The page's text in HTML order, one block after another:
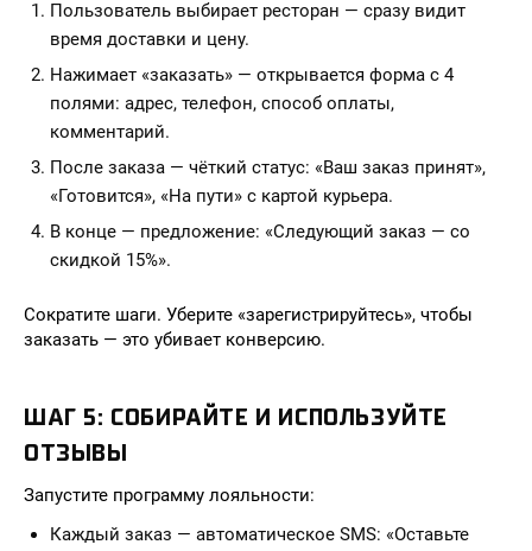
Пользователь выбирает ресторан — сразу видит
время доставки и цену.
Нажимает «заказать» — открывается форма с 4
полями: адрес, телефон, способ оплаты,
комментарий.
После заказа — чёткий статус: «Ваш заказ принят»,
«Готовится», «На пути» с картой курьера.
В конце — предложение: «Следующий заказ — со
скидкой 15%».
Сократите шаги. Уберите «зарегистрируйтесь», чтобы
заказать — это убивает конверсию.
ШАГ 5: СОБИРАЙТЕ И ИСПОЛЬЗУЙТЕ
ОТЗЫВЫ
Запустите программу лояльности:
Каждый заказ — автоматическое SMS: «Оставьте